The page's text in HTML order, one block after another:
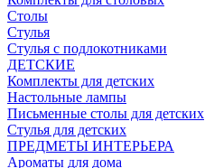
Столы
Стулья
Стулья с подлокотниками
ДЕТСКИЕ
Комплекты для детских
Настольные лампы
Письменные столы для детских
Стулья для детских
ПРЕДМЕТЫ ИНТЕРЬЕРА
Ароматы для дома